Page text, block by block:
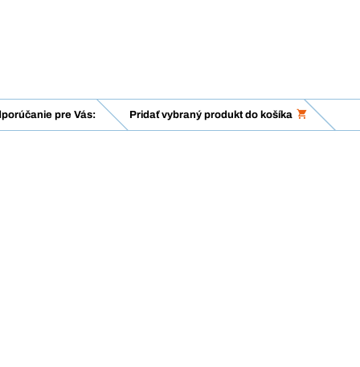
pre Vás: Pridať vybraný produkt do košíka